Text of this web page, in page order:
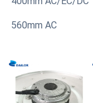
560mm AC